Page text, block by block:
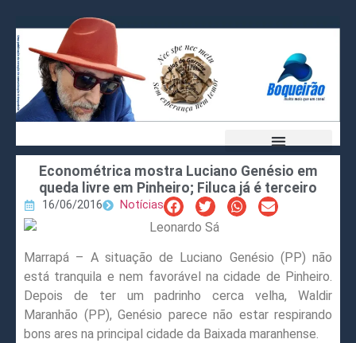
Econométrica mostra Luciano Genésio em
queda livre em Pinheiro; Filuca já é terceiro
16/06/2016 Notícias
Marrapá – A situação de Luciano Genésio (PP) não
está tranquila e nem favorável na cidade de Pinheiro.
Depois de ter um padrinho cerca velha, Waldir
Maranhão (PP), Genésio parece não estar respirando
bons ares na principal cidade da Baixada maranhense.